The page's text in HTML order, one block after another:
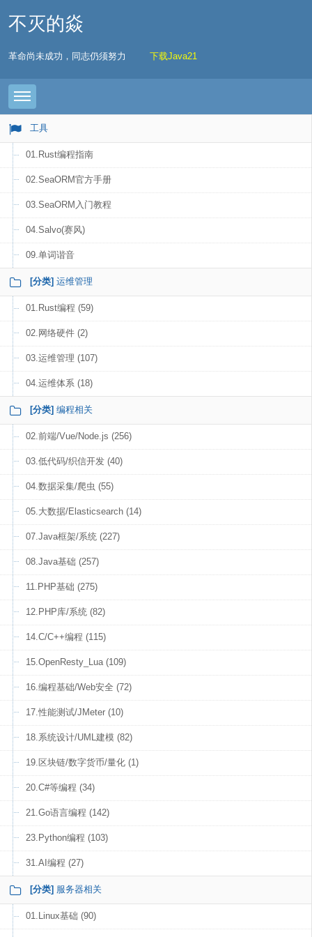
不灭的焱
革命尚未成功，同志仍须努力 下载Java21
Toggle navigation
工具
01.Rust编程指南
02.SeaORM官方手册
03.SeaORM入门教程
04.Salvo(赛风)
09.单词谐音
[分类] 运维管理
01.Rust编程 (59)
02.网络硬件 (2)
03.运维管理 (107)
04.运维体系 (18)
[分类] 编程相关
02.前端/Vue/Node.js (256)
03.低代码/织信开发 (40)
04.数据采集/爬虫 (55)
05.大数据/Elasticsearch (14)
07.Java框架/系统 (227)
08.Java基础 (257)
11.PHP基础 (275)
12.PHP库/系统 (82)
14.C/C++编程 (115)
15.OpenResty_Lua (109)
16.编程基础/Web安全 (72)
17.性能测试/JMeter (10)
18.系统设计/UML建模 (82)
19.区块链/数字货币/量化 (1)
20.C#等编程 (34)
21.Go语言编程 (142)
23.Python编程 (103)
31.AI编程 (27)
[分类] 服务器相关
01.Linux基础 (90)